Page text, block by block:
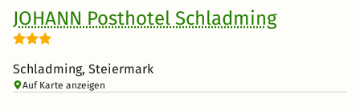
JOHANN Posthotel Schladming
Schladming, Steiermark
Auf Karte anzeigen